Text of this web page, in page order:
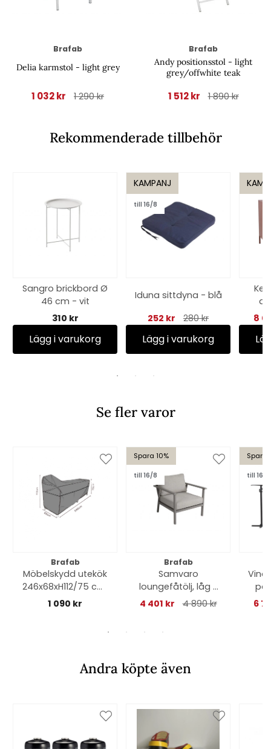
Brafab
Delia karmstol - light grey
1 032 kr 1 290 kr
Brafab
Andy positionsstol - light
grey/offwhite teak
1 512 kr 1 890 kr
Rekommenderade tillbehör
Sangro brickbord Ø
46 cm - vit
310 kr
Lägg i varukorg
KAMPANJ
till 16/8
Iduna sittdyna - blå
252 kr
280 kr
Lägg i varukorg
8
Se fler varor
Brafab
Möbelskydd utekök
246x68xH112/75 cm,
andas - svart
1 090 kr
Spara 10%
till 16/8
Brafab
Samvaro
loungefåtölj, låg -
khaki/sand dyna
4 401 kr 4 890 kr
Spara
till 16/8
6
Andra köpte även